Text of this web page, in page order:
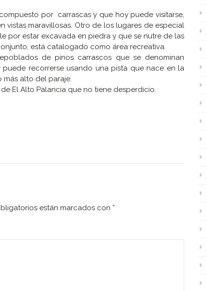
por carrascas y que hoy puede visitarse,
maravillosas. Otro de los lugares de especial
por estar excavada en piedra y que se nutre de las
está catalogado como área recreativa.
de pinos carrascos que se denominan
recorrerse usando una pista que nace en la
más alto del paraje.
El Alto Palancia que no tiene desperdicio.
están marcados con *